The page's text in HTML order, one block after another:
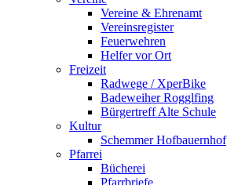
Vereine & Ehrenamt
Vereinsregister
Feuerwehren
Helfer vor Ort
Freizeit
Radwege / XperBike
Badeweiher Rogglfing
Bürgertreff Alte Schule
Kultur
Schemmer Hofbauernhof
Pfarrei
Bücherei
Pfarrbriefe